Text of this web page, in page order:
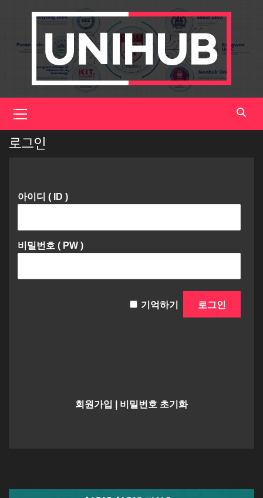
Menu
로그인
아이디 ( ID )
비밀번호 ( PW )
기억하기
회원가입 비밀번호 초기화